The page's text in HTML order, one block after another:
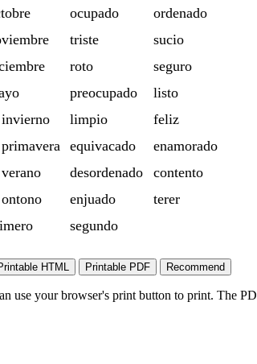
ocupado
ordenado
triste
sucio
roto
seguro
preocupado
listo
limpio
feliz
equivacado
enamorado
desordenado
contento
enjuado
terer
segundo
use your browser's print button to print. The